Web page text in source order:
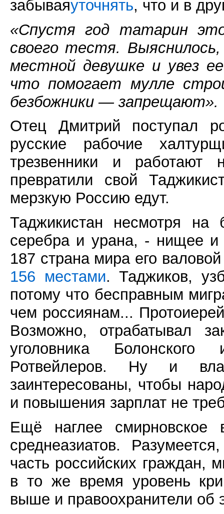
забываяуточнять, что и в
«Спустя год татарин
своего тестя.
местной девушке и увез
что помогает мулле
безбожники — запрещают».
Отец Дмитрий поступал
русские рабочие
трезвенники и работают
превратили свой
мерзкую Россию едут.
Таджикистан несмотря на
серебра и урана, - нищее и
187 страна мира его
156 местами. Таджиков,
потому что бесправным
чем россиянам...
Возможно, отрабатывал
уголовника
Ротвейлеров. Ну и
заинтересованы, чтобы
и повышения зарплат не
Ещё наглее смирновское
среднеазиатов.
часть российских
в то же время уровень
выше и правоохранители об